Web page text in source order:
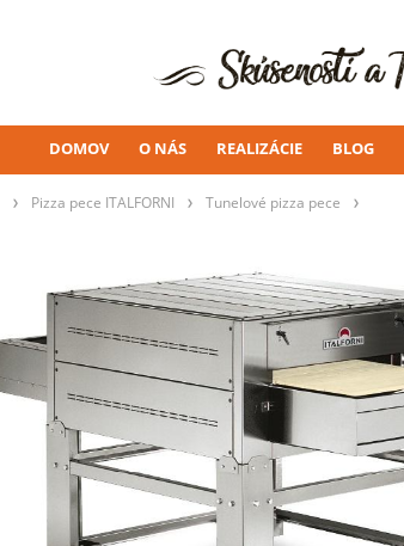
DOMOV O NÁS REALIZÁCIE BLOG
Pizza pece ITALFORNI Tunelové pizza pece